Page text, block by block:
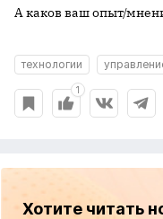
А каков ваш опыт/
технологии
1
Хотите читать